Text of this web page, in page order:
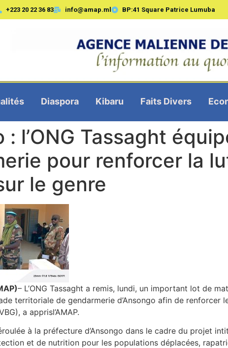
+223 20 22 36 83 info@amap.ml BP:41 Square Patrice Lumuba
Diaspora Kibaru Faits Divers
: l’ONG Tassaght
pour renforcer la
le genre
– L’ONG Tassaght a remis, lundi, un important lot de
territoriale de gendarmerie d’Ansongo afin de
a apprisl’AMAP.
à la préfecture d’Ansongo dans le cadre du projet
et de nutrition pour les populations déplacées,